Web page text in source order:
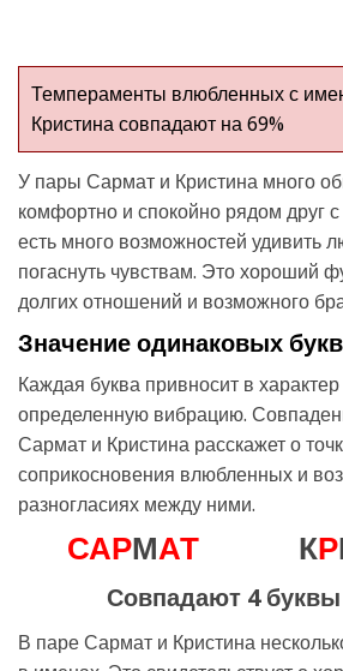
Темпераменты влюбленных с
Кристина совпадают на 69%
У пары Сармат и Кристина много
комфортно и спокойно рядом друг
есть много возможностей удивить
погаснуть чувствам. Это хороший
долгих отношений и возможного
Значение одинаковых букв
Каждая буква привносит в
определенную вибрацию.
Сармат и Кристина расскажет о
соприкосновения влюбленных и
разногласиях между ними.
САРМАТ КР
Совпадают 4
В паре Сармат и Кристина